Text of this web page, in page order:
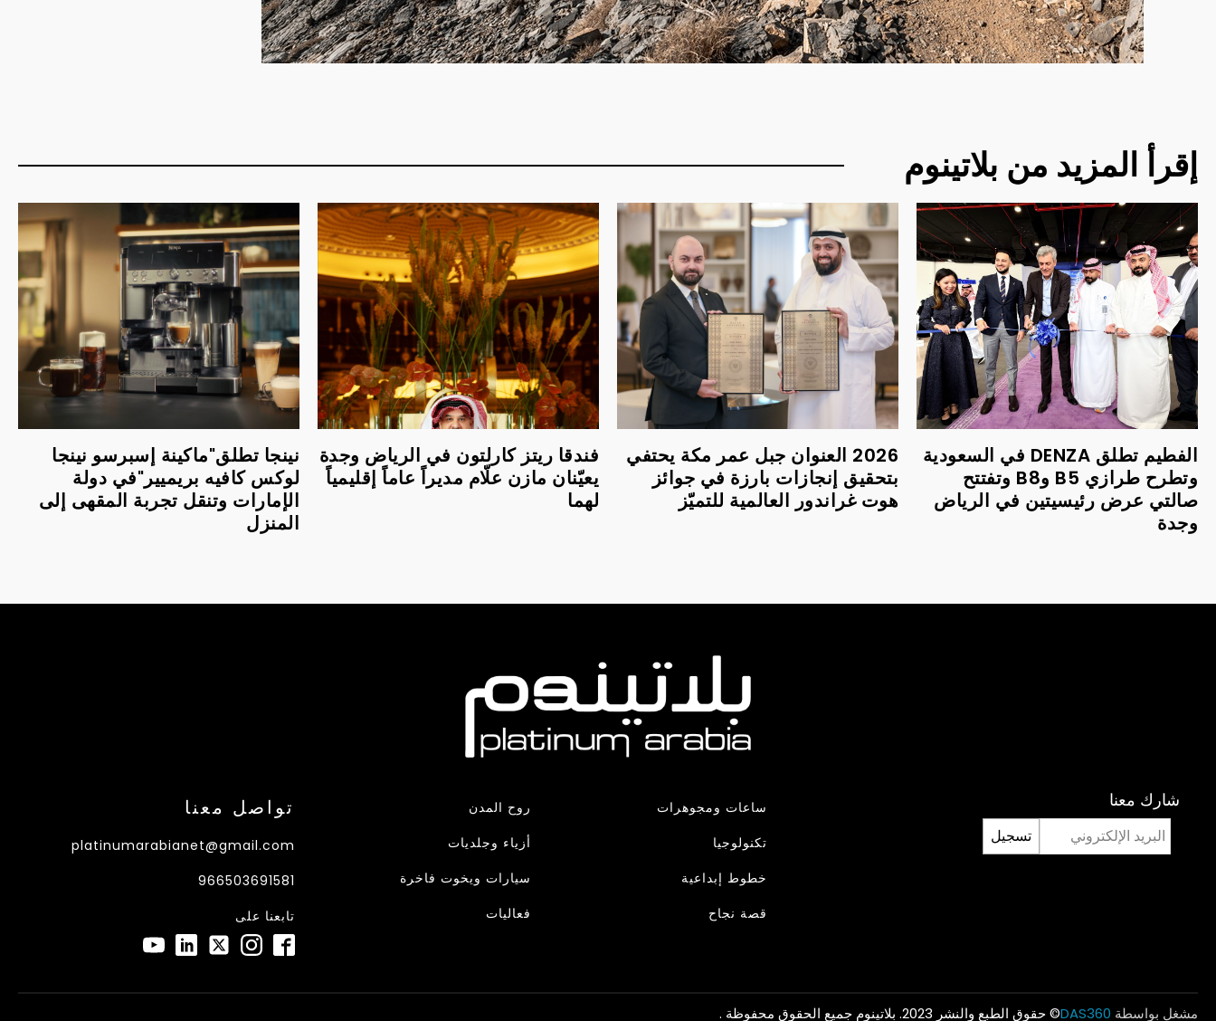
إقرأ المزيد من بلاتينوم
الفطيم تطلق DENZA في السعودية
وتطرح طرازي B5 وB8 وتفتتح
صالتي عرض رئيسيتين في الرياض
وجدة
2026 العنوان جبل عمر مكة يحتفي
بتحقيق إنجازات بارزة في جوائز
هوت غراندور العالمية للتميّز
فندقا ريتز كارلتون في الرياض وجدة
يعيّنان مازن علّام مديراً عاماً إقليمياً
لهما
نينجا تطلق"ماكينة إسبرسو نينجا
لوكس كافيه بريميير"في دولة
الإمارات وتنقل تجربة المقهى إلى
المنزل
شارك معنا
تسجيل
ساعات ومجوهرات
تكنولوجيا
خطوط إبداعية
قصة نجاح
روح المدن
أزياء وجلديات
سيارات ويخوت فاخرة
فعاليات
تواصل معنا
platinumarabianet@gmail.com
966503691581
تابعنا على
مشغل بواسطة © حقوق الطبع والنشر 2023. بلاتينوم جميع الحقوق محفوظة .